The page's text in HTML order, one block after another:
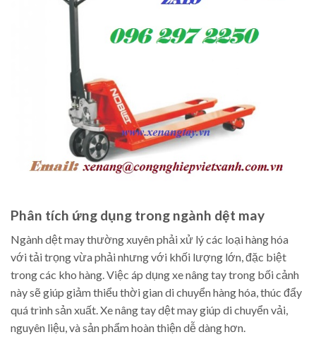
Phân tích ứng dụng trong ngành dệt may
Ngành dệt may thường xuyên phải xử lý các loại hàng hóa
với tải trọng vừa phải nhưng với khối lượng lớn, đặc biệt
trong các kho hàng. Việc áp dụng xe nâng tay trong bối cảnh
này sẽ giúp giảm thiểu thời gian di chuyển hàng hóa, thúc đẩy
quá trình sản xuất. Xe nâng tay dệt may giúp di chuyển vải,
nguyên liệu, và sản phẩm hoàn thiện dễ dàng hơn.